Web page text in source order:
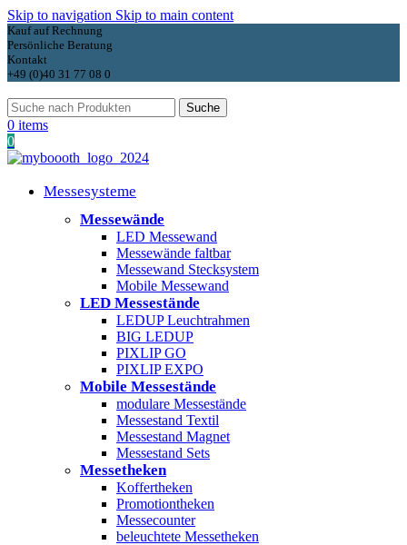
Skip to navigation Skip to main content
Kauf auf Rechnung
Persönliche Beratung
Kontakt
+49 (0)40 31 77 08 0
Suche
0 items
0
Messesysteme
Messewände
LED Messewand
Messewände faltbar
Messewand Stecksystem
Mobile Messewand
LED Messestände
LEDUP Leuchtrahmen
BIG LEDUP
PIXLIP GO
PIXLIP EXPO
Mobile Messestände
modulare Messestände
Messestand Textil
Messestand Magnet
Messestand Sets
Messetheken
Koffertheken
Promotiontheken
Messecounter
beleuchtete Messetheken